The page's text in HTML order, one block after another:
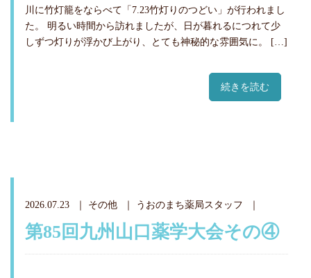
川に竹灯籠をならべて「7.23竹灯りのつどい」が行われまし
た。 明るい時間から訪れましたが、日が暮れるにつれて少
しずつ灯りが浮かび上がり、とても神秘的な雰囲気に。 […]
続きを読む
2026.07.23 その他 うおのまち薬局スタッフ
第85回九州山口薬学大会その④